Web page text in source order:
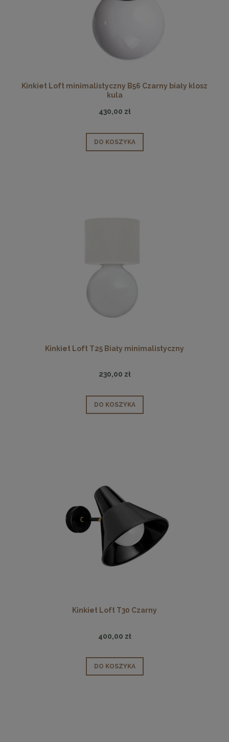
Kinkiet Loft minimalistyczny B56 Czarny biały klosz
kula
430,00 zł
DO KOSZYKA
Kinkiet Loft T25 Biały minimalistyczny
230,00 zł
DO KOSZYKA
Kinkiet Loft T30 Czarny
400,00 zł
DO KOSZYKA